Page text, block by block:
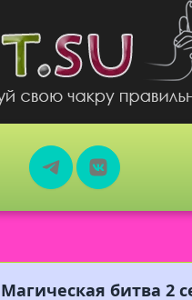
Магическая битва 2